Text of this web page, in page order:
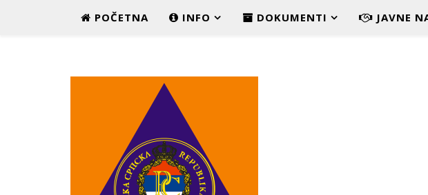
POČETNA INFO DOKUMENTI JAVNE